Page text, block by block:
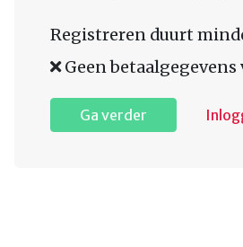
Registreren duurt
Geen betaalgegevens
Ga verder